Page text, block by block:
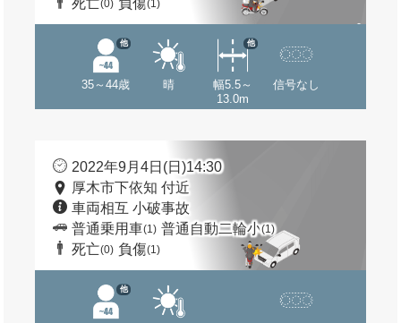
死亡(0) 負傷(1)
35～44歳
他
晴
幅5.5～
13.0m
他
信号なし
2022年9月4日(日)14:30
厚木市下依知 付近
車両相互 小破事故
普通乗用車(1) 普通自動二輪小(1)
死亡(0) 負傷(1)
他